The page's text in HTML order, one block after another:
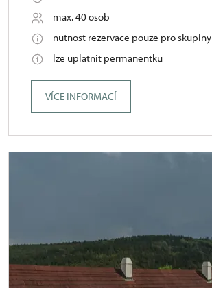
max. 40 osob
nutnost rezervace pouze pro skupiny
lze uplatnit permanentku
VÍCE INFORMACÍ